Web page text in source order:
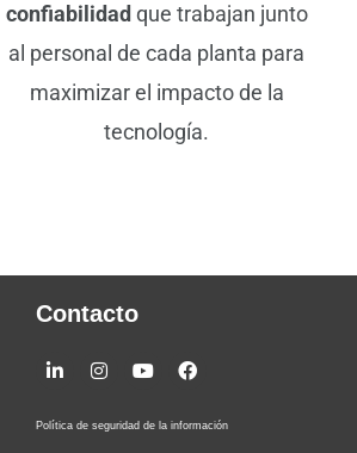
confiabilidad que trabajan junto
al personal de cada planta para
maximizar el impacto de la
tecnología.
Contacto
Linkedin-
in
Instagram
YoutubeFacebook
Política de seguridad de la información